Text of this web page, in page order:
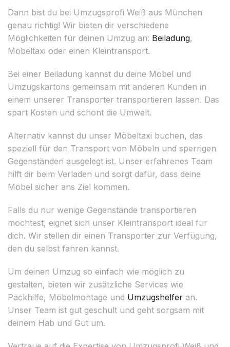
Dann bist du bei Umzugsprofi Weiß aus München
genau richtig! Wir bieten dir verschiedene
Möglichkeiten für deinen Umzug an: Beiladung,
Möbeltaxi oder einen Kleintransport.
Bei einer Beiladung kannst du deine Möbel und
Umzugskartons gemeinsam mit anderen Kunden in
einem unserer Transporter transportieren lassen. Das
spart Kosten und schont die Umwelt.
Alternativ kannst du unser Möbeltaxi buchen, das
speziell für den Transport von Möbeln und sperrigen
Gegenständen ausgelegt ist. Unser erfahrenes Team
hilft dir beim Verladen und sorgt dafür, dass deine
Möbel sicher ans Ziel kommen.
Falls du nur wenige Gegenstände transportieren
möchtest, eignet sich unser Kleintransport ideal für
dich. Wir stellen dir einen Transporter zur Verfügung,
den du selbst fahren kannst.
Um deinen Umzug so einfach wie möglich zu
gestalten, bieten wir zusätzliche Services wie
Packhilfe, Möbelmontage und Umzugshelfer an.
Unser Team ist gut geschult und geht sorgsam mit
deinem Hab und Gut um.